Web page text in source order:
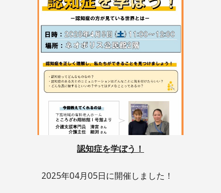
認知症を学ぼう！
2025年04月05日に開催しました！